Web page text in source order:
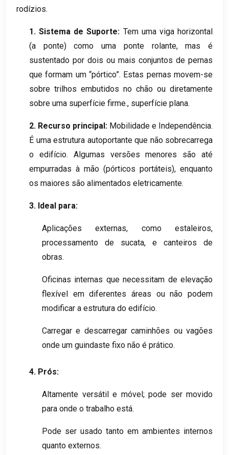
rodízios.
1. Sistema de Suporte: Tem uma viga horizontal
(a ponte) como uma ponte rolante, mas é
sustentado por dois ou mais conjuntos de pernas
que formam um “pórtico”. Estas pernas movem-se
sobre trilhos embutidos no chão ou diretamente
sobre uma superfície firme., superfície plana.
2. Recurso principal: Mobilidade e Independência.
É uma estrutura autoportante que não sobrecarrega
o edifício. Algumas versões menores são até
empurradas à mão (pórticos portáteis), enquanto
os maiores são alimentados eletricamente.
3. Ideal para:
Aplicações externas, como estaleiros,
processamento de sucata, e canteiros de
obras.
Oficinas internas que necessitam de elevação
flexível em diferentes áreas ou não podem
modificar a estrutura do edifício.
Carregar e descarregar caminhões ou vagões
onde um guindaste fixo não é prático.
4. Prós:
Altamente versátil e móvel; pode ser movido
para onde o trabalho está.
Pode ser usado tanto em ambientes internos
quanto externos.